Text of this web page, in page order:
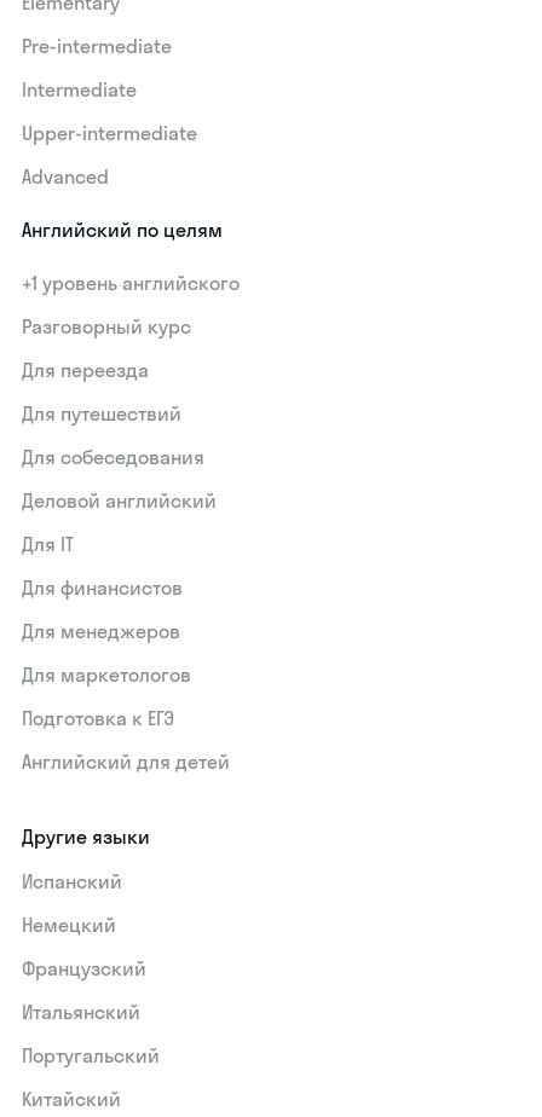
Pre-intermediate
Intermediate
Upper-intermediate
Advanced
Английский по целям
+1 уровень английского
Разговорный курс
Для переезда
Для путешествий
Для собеседования
Деловой английский
Для IT
Для финансистов
Для менеджеров
Для маркетологов
Подготовка к ЕГЭ
Английский для детей
Другие языки
Испанский
Немецкий
Французский
Итальянский
Португальский
Китайский